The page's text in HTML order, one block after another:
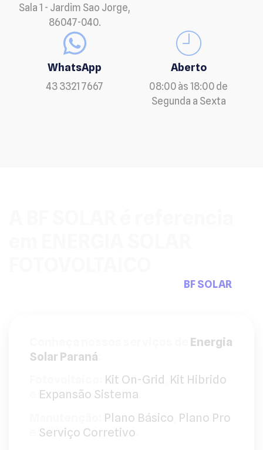
Sala 1 - Jardim Sao Jorge,
86047-040.
WhatsApp
43 3321 7667
Aberto
08:00 às 18:00 de
Segunda a Sexta
BF SOLAR
Energia
Solar Paraná
Kit On-Grid Kit Hibrido
Expansão Sistema
Plano Básico Plano Pro
Serviço Corretivo